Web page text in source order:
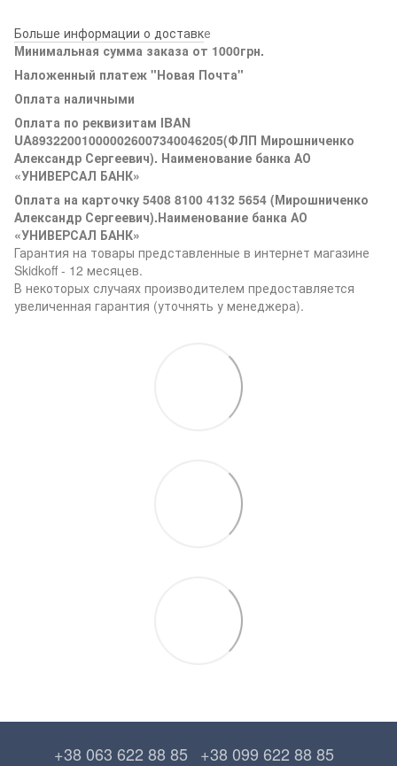
Больше информации о доставке
Минимальная сумма заказа от 1000грн.
Наложенный платеж "Новая Почта"
Оплата наличными
Оплата по реквизитам IBAN
UA893220010000026007340046205(ФЛП Мирошниченко
Александр Сергеевич). Наименование банка АО
«УНИВЕРСАЛ БАНК»
Оплата на карточку 5408 8100 4132 5654 (Мирошниченко
Александр Сергеевич).Наименование банка АО
«УНИВЕРСАЛ БАНК»
Гарантия на товары представленные в интернет магазине
Skidkoff - 12 месяцев.
В некоторых случаях производителем предоставляется
увеличенная гарантия (уточнять у менеджера).
+38 063 622 88 85 +38 099 622 88 85